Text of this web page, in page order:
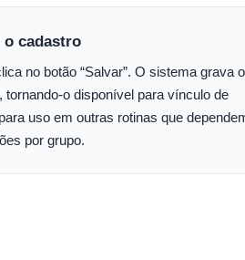
o cadastro
no botão “Salvar”. O sistema grava o
tornando-o disponível para vínculo de
uso em outras rotinas que
por grupo.